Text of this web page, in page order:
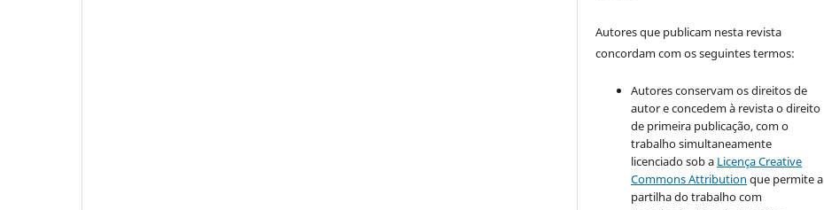
Autores que publicam nesta revista
concordam com os seguintes termos:
Autores conservam os direitos de
autor e concedem à revista o direito
de primeira publicação, com o
trabalho simultaneamente
licenciado sob a Licença Creative
Commons Attribution que permite a
partilha do trabalho com